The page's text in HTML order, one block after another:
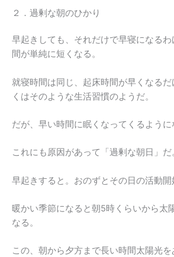
２．過剰な朝のひかり
早起きしても、それだけで早寝になる
間が単純に短くなる。
就寝時間は同じ、起床時間が早くなる
くはそのような生活習慣のようだ。
だが、早い時間に眠くなってくるように
これにも原因があって「過剰な朝日」だ
早起きすると。おのずとその日の活動開
暖かい季節になると朝5時くらいから太
なる。
この、朝から夕方まで長い時間太陽光